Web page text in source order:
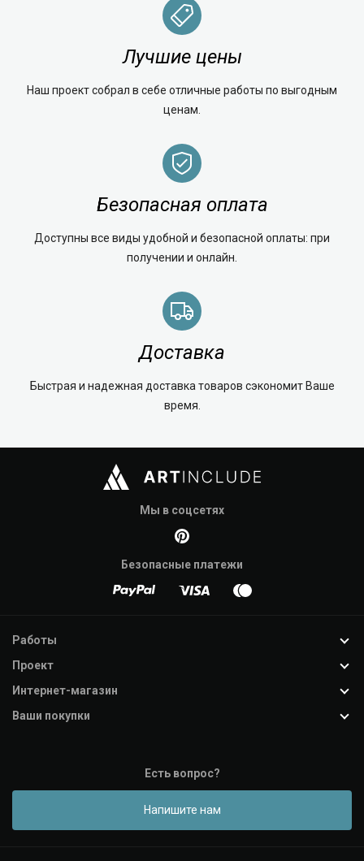
Лучшие цены
Наш проект собрал в себе отличные работы по выгодным
ценам.
Безопасная оплата
Доступны все виды удобной и безопасной оплаты: при
получении и онлайн.
Доставка
Быстрая и надежная доставка товаров сэкономит Ваше
время.
Мы в соцсетях
Безопасные платежи
Работы
Проект
Интернет-магазин
Ваши покупки
Есть вопрос?
Напишите нам